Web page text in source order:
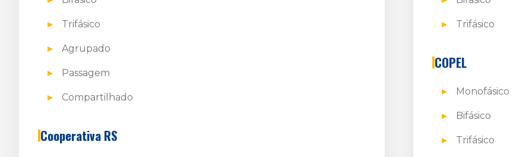
Trifásico
Agrupado
Passagem
Compartilhado
Cooperativa RS
Trifásico
COPEL
Monofásico
Bifásico
Trifásico